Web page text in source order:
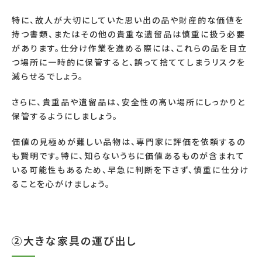
特に、故人が大切にしていた思い出の品や財産的な価値を
持つ書類、またはその他の貴重な遺留品は慎重に扱う必要
があります。仕分け作業を進める際には、これらの品を目立
つ場所に一時的に保管すると、誤って捨ててしまうリスクを
減らせるでしょう。
さらに、貴重品や遺留品は、安全性の高い場所にしっかりと
保管するようにしましょう。
価値の見極めが難しい品物は、専門家に評価を依頼するの
も賢明です。特に、知らないうちに価値あるものが含まれて
いる可能性もあるため、早急に判断を下さず、慎重に仕分け
ることを心がけましょう。
②大きな家具の運び出し